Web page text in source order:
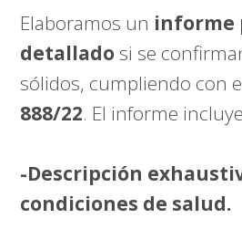
Elaboramos un informe
detallado si se
sólidos, cumpliendo con
888/22. El informe
-Descripción
condiciones de salud.